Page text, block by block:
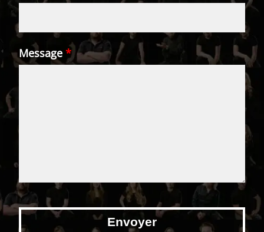
Message *